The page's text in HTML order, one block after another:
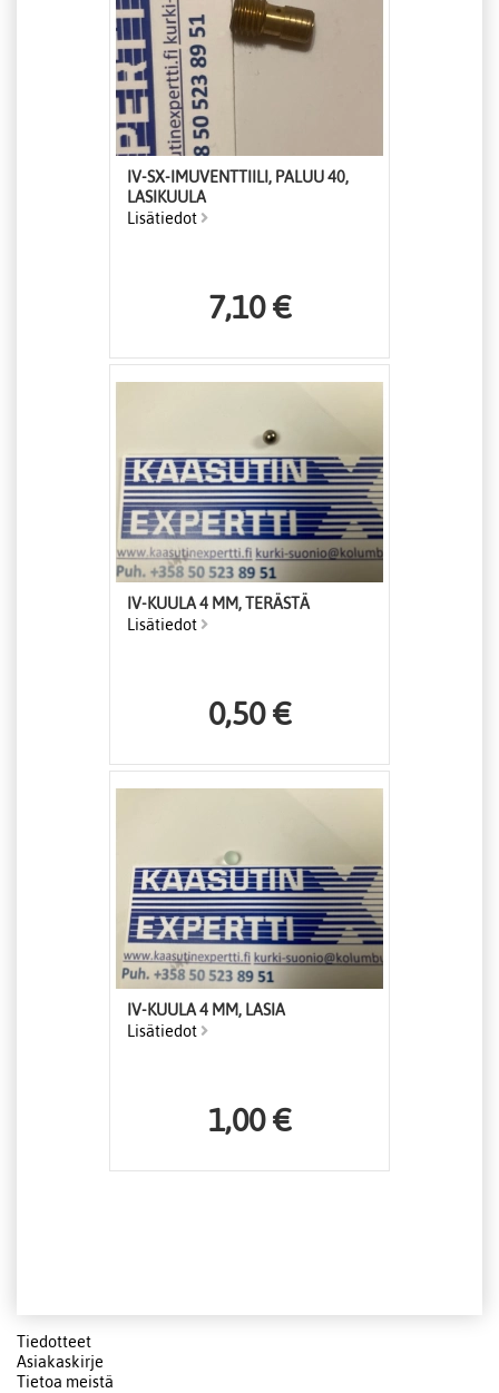
IV-SX-IMUVENTTIILI, PALUU 40,
LASIKUULA
Lisätiedot
7,10 €
IV-KUULA 4 MM, TERÄSTÄ
Lisätiedot
0,50 €
IV-KUULA 4 MM, LASIA
Lisätiedot
1,00 €
Tiedotteet
Asiakaskirje
Tietoa meistä